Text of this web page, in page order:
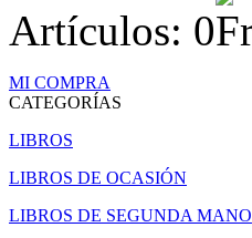
Artículos: 0
MI COMPRA
CATEGORÍAS
LIBROS
LIBROS DE OCASIÓN
LIBROS DE SEGUNDA MANO